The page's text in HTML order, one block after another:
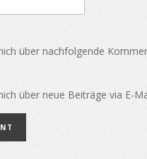
über nachfolgende
über neue Beiträge via E-